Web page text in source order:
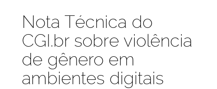
Publicações
Nota Técnica do
CGI.br sobre violência
de gênero em
ambientes digitais